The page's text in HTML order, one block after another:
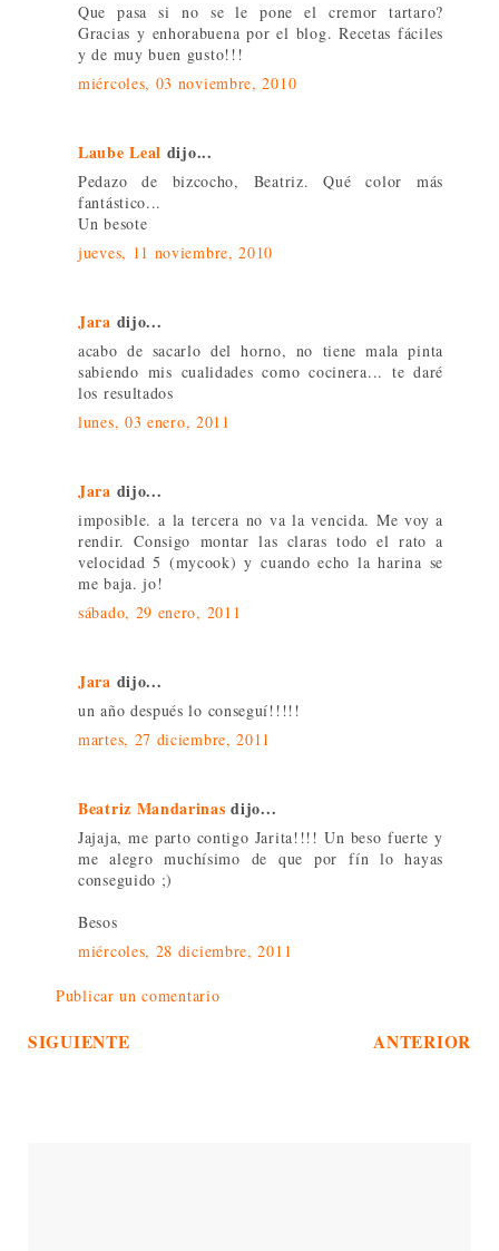
Que pasa si no se le pone el cremor tartaro?
Gracias y enhorabuena por el blog. Recetas fáciles
y de muy buen gusto!!!
miércoles, 03 noviembre, 2010
Laube Leal dijo...
Pedazo de bizcocho, Beatriz. Qué color más
fantástico...
Un besote
jueves, 11 noviembre, 2010
Jara dijo...
acabo de sacarlo del horno, no tiene mala pinta
sabiendo mis cualidades como cocinera... te daré
los resultados
lunes, 03 enero, 2011
Jara dijo...
imposible. a la tercera no va la vencida. Me voy a
rendir. Consigo montar las claras todo el rato a
velocidad 5 (mycook) y cuando echo la harina se
me baja. jo!
sábado, 29 enero, 2011
Jara dijo...
un año después lo conseguí!!!!!
martes, 27 diciembre, 2011
Beatriz Mandarinas dijo...
Jajaja, me parto contigo Jarita!!!! Un beso fuerte y
me alegro muchísimo de que por fín lo hayas
conseguido ;)
Besos
miércoles, 28 diciembre, 2011
Publicar un comentario
SIGUIENTE ANTERIOR